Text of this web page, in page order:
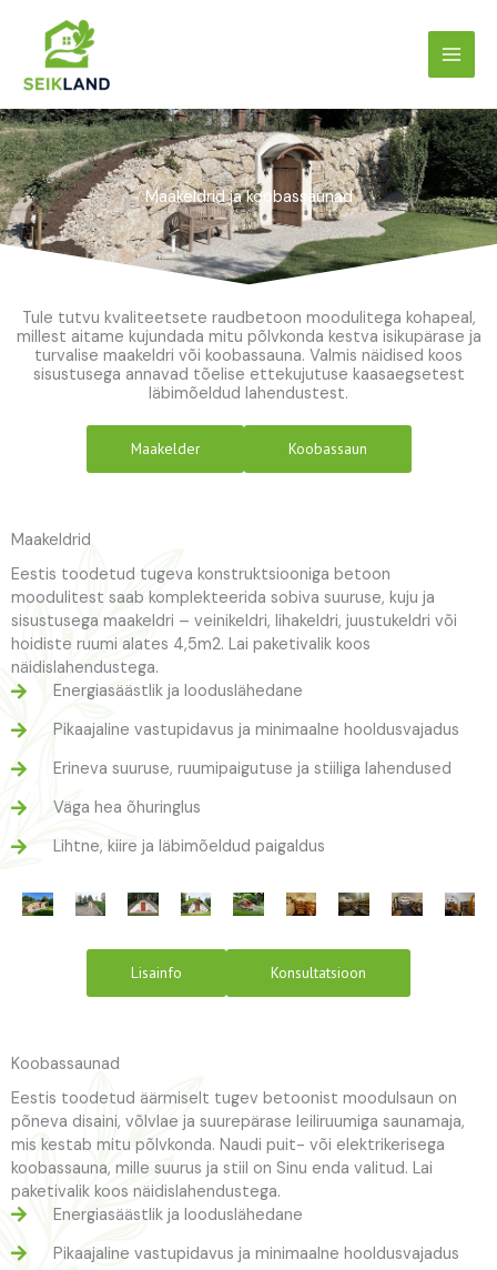
content
Maakeldrid ja koobassaunad
Tule tutvu kvaliteetsete raudbetoon moodulitega kohapeal,
millest aitame kujundada mitu põlvkonda kestva isikupärase ja
turvalise maakeldri või koobassauna. Valmis näidised koos
sisustusega annavad tõelise ettekujutuse kaasaegsetest
läbimõeldud lahendustest.
Maakelder Koobassaun
Maakeldrid
Eestis toodetud tugeva konstruktsiooniga betoon
moodulitest saab komplekteerida sobiva suuruse, kuju ja
sisustusega maakeldri – veinikeldri, lihakeldri, juustukeldri või
hoidiste ruumi alates 4,5m2. Lai paketivalik koos
näidislahendustega.
Energiasäästlik ja looduslähedane
Pikaajaline vastupidavus ja minimaalne hooldusvajadus
Erineva suuruse, ruumipaigutuse ja stiiliga lahendused
Väga hea õhuringlus
Lihtne, kiire ja läbimõeldud paigaldus
Lisainfo Konsultatsioon
Koobassaunad
Eestis toodetud äärmiselt tugev betoonist moodulsaun on
põneva disaini, võlvlae ja suurepärase leiliruumiga saunamaja,
mis kestab mitu põlvkonda. Naudi puit- või elektrikerisega
koobassauna, mille suurus ja stiil on Sinu enda valitud. Lai
paketivalik koos näidislahendustega.
Energiasäästlik ja looduslähedane
Pikaajaline vastupidavus ja minimaalne hooldusvajadus